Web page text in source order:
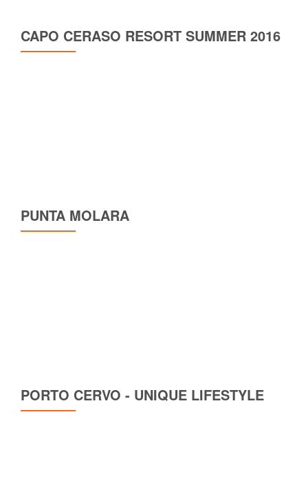
CAPO CERASO RESORT SUMMER 2016
PUNTA MOLARA
PORTO CERVO - UNIQUE LIFESTYLE